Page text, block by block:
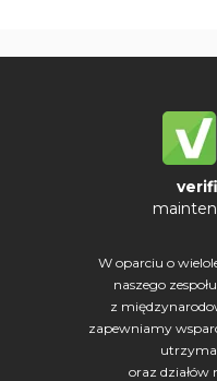
W oparciu o
naszego
z
zapewniamy
oraz działów